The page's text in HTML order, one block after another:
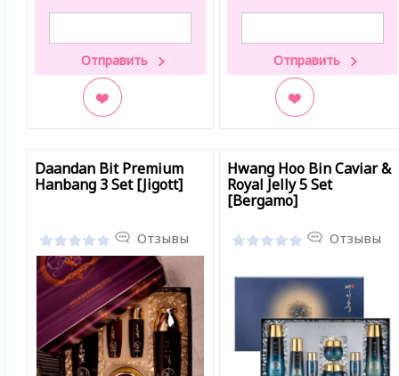
Daandan Bit Premium
Hanbang 3 Set [Jigott]
Отзывы
Hwang Hoo Bin Caviar &
Royal Jelly 5 Set
[Bergamo]
Отзывы